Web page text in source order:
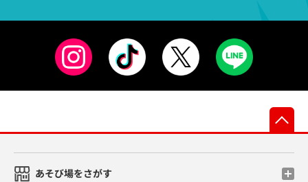
あそび場をさがす